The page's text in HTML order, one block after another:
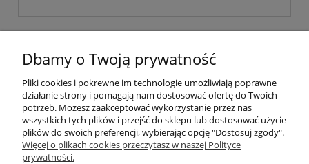
Pomoc
Moje konto
Płatności i dostawa
Dbamy o Twoją prywatność
Pliki cookies i pokrewne im technologie umożliwiają poprawne
działanie strony i pomagają nam dostosować ofertę do Twoich
potrzeb. Możesz zaakceptować wykorzystanie przez nas
wszystkich tych plików i przejść do sklepu lub dostosować użycie
plików do swoich preferencji, wybierając opcję "Dostosuj zgody".
Więcej o plikach cookies przeczytasz w naszej Polityce
prywatności.